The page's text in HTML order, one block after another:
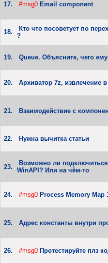
17. #msg0 Email component
18.
Кто что посоветует по
?
19. Queue. Объясните, чего
20. Архиватор 7z, извлечение
21. Взаимодействие с
22. Нужна вычитка статьи
23.
Возможно ли
WinAPI? Или на чём-то
24. #msg0 Process Memory Map
25. Адрес константы внутри
26. #msg0 Протестируйте плз